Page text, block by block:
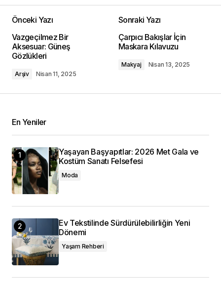
Önceki Yazı
Vazgeçilmez Bir
Aksesuar: Güneş
Gözlükleri
Arşiv Nisan 11, 2025
Sonraki Yazı
Çarpıcı Bakışlar İçin
Maskara Kılavuzu
Makyaj Nisan 13, 2025
En Yeniler
Yaşayan Başyapıtlar: 2026 Met Gala ve
Kostüm Sanatı Felsefesi
Moda
Ev Tekstilinde Sürdürülebilirliğin Yeni
Dönemi
Yaşam Rehberi